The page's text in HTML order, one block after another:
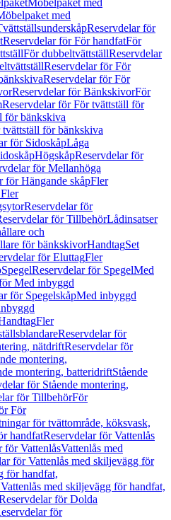
Möbelpaket med
med
Reservdelar för
Reservdelar för För handfatFör
För dubbeltvättställReservdelar
Reservdelar för För
Reservdelar för För
Reservdelar för BänkskivorFör
Reservdelar för För tvättställ för
för bänkskiva
för bänkskiva
för SidoskåpLåga
HögskåpReservdelar för
för Mellanhöga
för Hängande skåpFler
Reservdelar för
för TillbehörLådinsatser
och
för bänkskivorHandtagSet
för EluttagFler
SpegelReservdelar för SpegelMed
Med inbyggd
för SpegelskåpMed inbyggd
Fler
Reservdelar för
nätdriftReservdelar för
montering,
montering, batteridriftStående
för Stående montering,
för TillbehörFör
För
för tvättområde, köksvask,
handfatReservdelar för Vattenlås
för VattenlåsVattenlås med
för Vattenlås med skiljevägg för
för handfat,
med skiljevägg för handfat,
för Dolda
för